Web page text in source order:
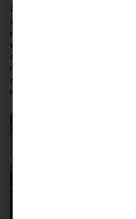
A CCC üzleteiben és webáruházában
számára tökéletes loafer modellt.
eleganciáról vagy merészebb,
választék minden igényt kielégít.
az online vásárlás lehetősége gyors
nyújt, ugyanakkor ha neked nagyobb
az üzletekben is könnyedén
kiválaszthatod a hozzád legjobban illő